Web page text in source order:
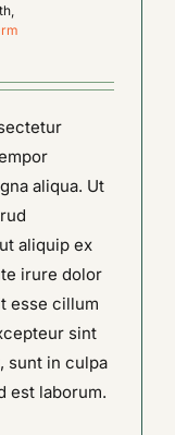
aliqua. Ut
aliquip ex
irure dolor
esse cillum
sint
sunt in culpa
est laborum.